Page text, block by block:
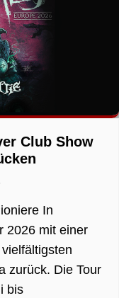
Club Show
In
2026 mit einer
zurück. Die Tour
bis